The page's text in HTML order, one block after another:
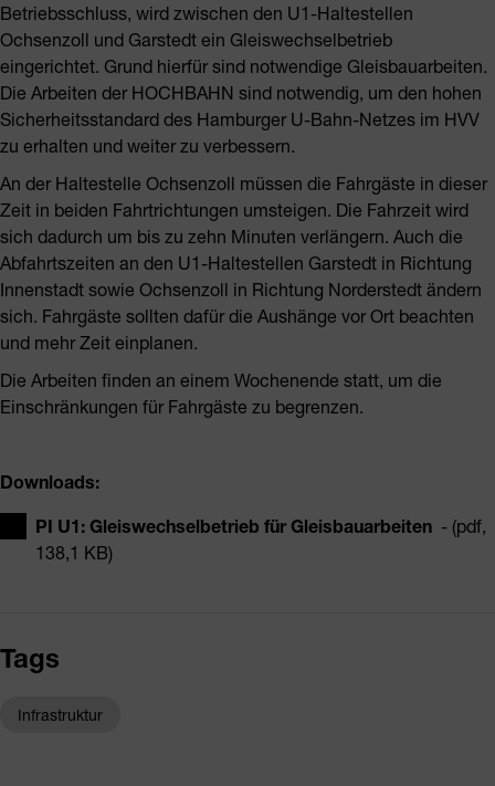
Betriebsschluss, wird zwischen den U1-Haltestellen
Ochsenzoll und Garstedt ein Gleiswechselbetrieb
eingerichtet. Grund hierfür sind notwendige Gleisbauarbeiten.
Die Arbeiten der HOCHBAHN sind notwendig, um den hohen
Sicherheitsstandard des Hamburger U-Bahn-Netzes im HVV
zu erhalten und weiter zu verbessern.
An der Haltestelle Ochsenzoll müssen die Fahrgäste in dieser
Zeit in beiden Fahrtrichtungen umsteigen. Die Fahrzeit wird
sich dadurch um bis zu zehn Minuten verlängern. Auch die
Abfahrtszeiten an den U1-Haltestellen Garstedt in Richtung
Innenstadt sowie Ochsenzoll in Richtung Norderstedt ändern
sich. Fahrgäste sollten dafür die Aushänge vor Ort beachten
und mehr Zeit einplanen.
Die Arbeiten finden an einem Wochenende statt, um die
Einschränkungen für Fahrgäste zu begrenzen.
Downloads:
PI U1: Gleiswechselbetrieb für Gleisbauarbeiten - (pdf,
138,1 KB)
Tags
Infrastruktur